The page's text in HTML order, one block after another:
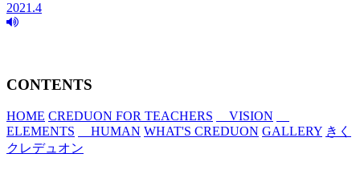
2021.4
CONTENTS
HOME CREDUON FOR TEACHERS
VISION
ELEMENTS
HUMAN WHAT'S CREDUON GALLERY きく
クレデュオン